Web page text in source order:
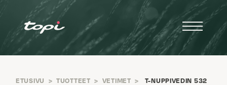
ETUSIVU > TUOTTEET > VETIMET > T-NUPPIVEDIN 532